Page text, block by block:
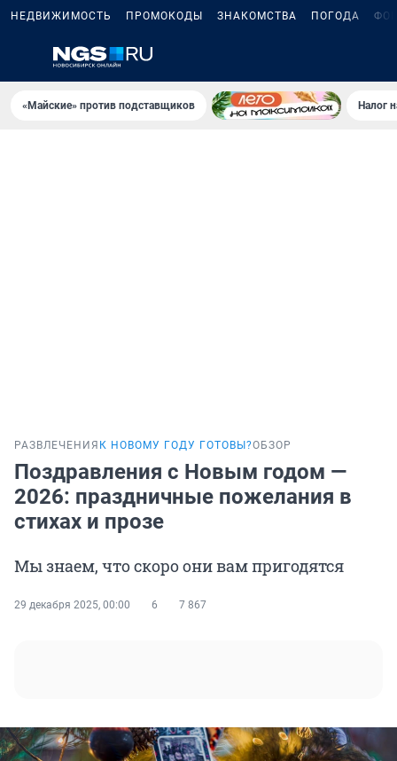
НЕДВИЖИМОСТЬ ПРОМОКОДЫ ЗНАКОМСТВА ПОГОДА
«Майские» против подставщиков Налог
РАЗВЛЕЧЕНИЯ К НОВОМУ ГОДУ ГОТОВЫ?ОБЗОР
Поздравления с Новым годом —
2026: праздничные пожелания в
стихах и прозе
Мы знаем, что скоро они вам пригодятся
29 декабря 2025, 00:00 6 7 867